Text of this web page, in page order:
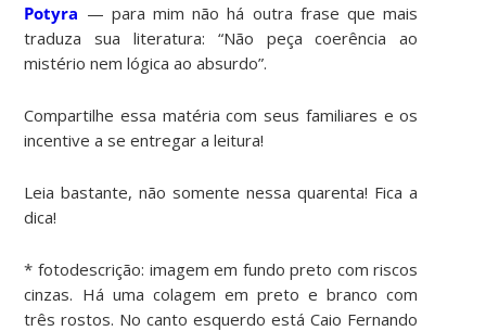
Potyra — para mim não há outra frase que mais
traduza sua literatura: “Não peça coerência ao
mistério nem lógica ao absurdo”.
Compartilhe essa matéria com seus familiares e os
incentive a se entregar a leitura!
Leia bastante, não somente nessa quarenta! Fica a
dica!
* fotodescrição: imagem em fundo preto com riscos
cinzas. Há uma colagem em preto e branco com
três rostos. No canto esquerdo está Caio Fernando